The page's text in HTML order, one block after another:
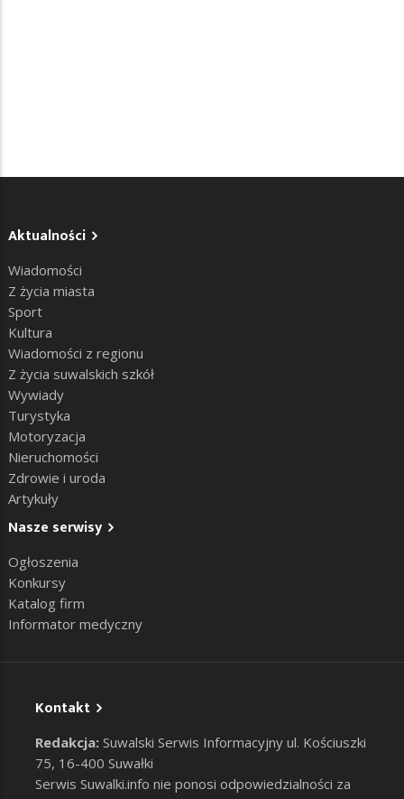
Aktualności
Wiadomości
Z życia miasta
Sport
Kultura
Wiadomości z regionu
Z życia suwalskich szkół
Wywiady
Turystyka
Motoryzacja
Nieruchomości
Zdrowie i uroda
Artykuły
Nasze serwisy
Ogłoszenia
Konkursy
Katalog firm
Informator medyczny
Kontakt
Redakcja: Suwalski Serwis Informacyjny ul. Kościuszki
75, 16-400 Suwałki
Serwis Suwalki.info nie ponosi odpowiedzialności za